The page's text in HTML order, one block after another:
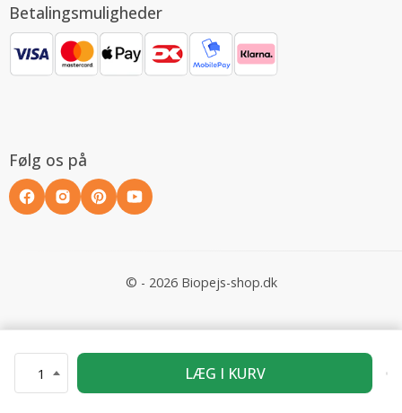
1 LÆG I KURV
Betalingsmuligheder
Følg os på
© - 2026 Biopejs-shop.dk